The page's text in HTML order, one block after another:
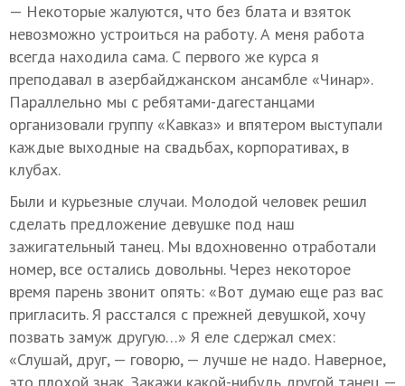
— Некоторые жалуются, что без блата и взяток
невозможно устроиться на работу. А меня работа
всегда находила сама. С первого же курса я
преподавал в азербайджанском ансамбле «Чинар».
Параллельно мы с ребятами-дагестанцами
организовали группу «Кавказ» и впятером выступали
каждые выходные на свадьбах, корпоративах, в
клубах.
Были и курьезные случаи. Молодой человек решил
сделать предложение девушке под наш
зажигательный танец. Мы вдохновенно отработали
номер, все остались довольны. Через некоторое
время парень звонит опять: «Вот думаю еще раз вас
пригласить. Я расстался с прежней девушкой, хочу
позвать замуж другую…» Я еле сдержал смех:
«Слушай, друг, — говорю, — лучше не надо. Наверное,